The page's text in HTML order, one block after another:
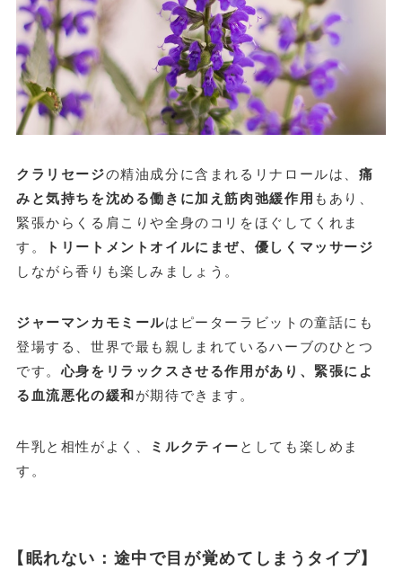
クラリセージの精油成分に含まれるリナロールは、痛
みと気持ちを沈める働きに加え筋肉弛緩作用 もあり、
緊張からくる肩こりや全身のコリをほぐしてくれま
す。
トリートメントオイルにまぜ、優しくマッサージ
しながら香りも楽しみましょう。
ジャーマンカモミールはピーターラビットの童話にも
登場する、世界で最も親しまれているハーブのひとつ
です。心身をリラックスさせる作用があり、緊張によ
る血流悪化の緩和が期待できます。
牛乳と相性がよく、 ミルクティー としても楽しめま
す。
【眠れない：途中で目が覚めてしまうタイプ】